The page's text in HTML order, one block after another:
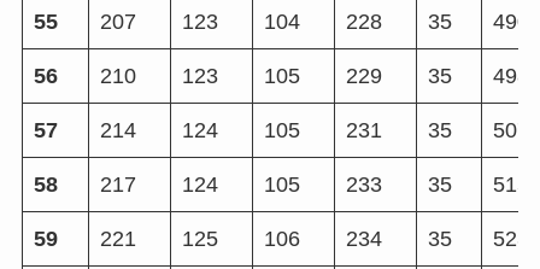
55 207 123 104 228 35 490
56 210 123 105 229 35 498
57 214 124 105 231 35 507
58 217 124 105 233 35 515
59 221 125 106 234 35 523